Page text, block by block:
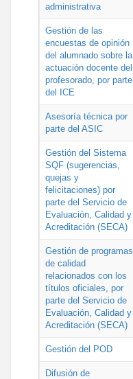
administrativa
Gestión de las
encuestas de opinión
del alumnado sobre la
actuación docente del
profesorado, por parte
del ICE
Asesoría técnica por
parte del ASIC
Gestión del Sistema
SQF (sugerencias,
quejas y
felicitaciones) por
parte del Servicio de
Evaluación, Calidad y
Acreditación (SECA)
Gestión de programas
de calidad
relacionados con los
títulos oficiales, por
parte del Servicio de
Evaluación, Calidad y
Acreditación (SECA)
Gestión del POD
Difusión de